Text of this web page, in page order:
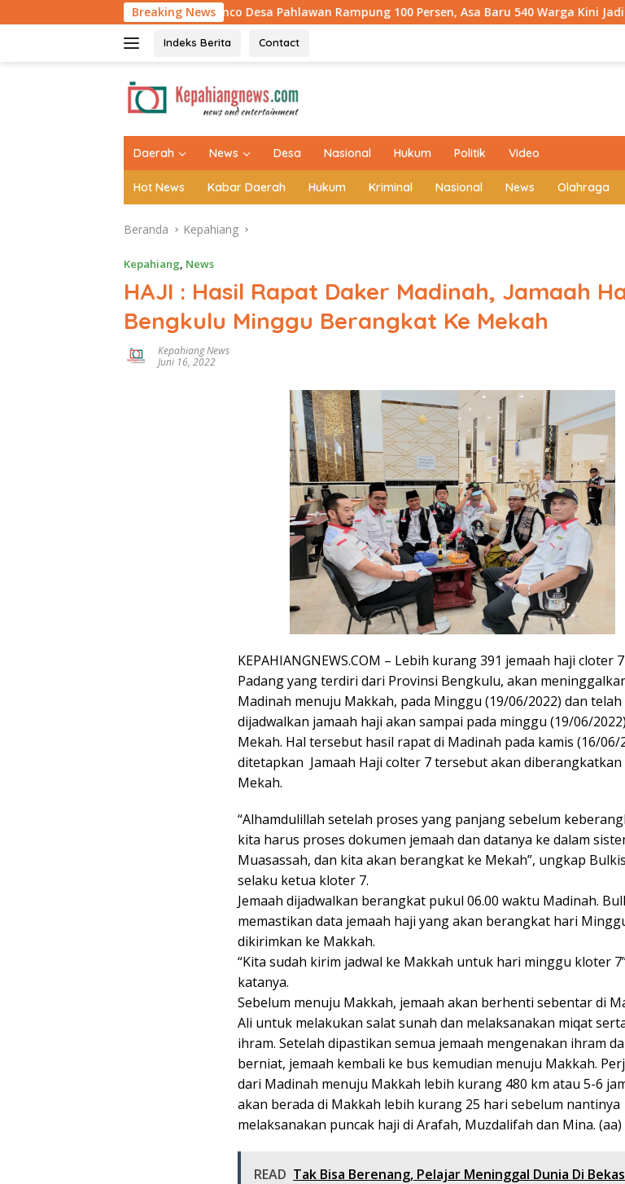
ke
Breaking News
Jembatan Armco Desa Pahlawan Rampung 100 Persen, Asa Baru 540 Warga Kini Jadi Kenyataan
Indeks Berita Contact
Daerah News Desa Nasional Hukum Politik Video
Hot News Kabar Daerah Hukum Kriminal Nasional News Olahraga
Beranda Kepahiang
Kepahiang, News
HAJI : Hasil Rapat Daker Madinah, Jamaah
Bengkulu Minggu Berangkat Ke Mekah
Kepahiang News
Juni 16, 2022
KEPAHIANGNEWS.COM – Lebih kurang 391 jemaah haji cloter
Padang yang terdiri dari Provinsi Bengkulu, akan
Madinah menuju Makkah, pada Minggu (19/06/2022) dan telah
dijadwalkan jamaah haji akan sampai pada minggu (19/06/
Mekah. Hal tersebut hasil rapat di Madinah pada kamis (16/06/
ditetapkan Jamaah Haji colter 7 tersebut akan diberangkatkan
Mekah.
“Alhamdulillah setelah proses yang panjang sebelum
kita harus proses dokumen jemaah dan datanya ke dalam
Muasassah, dan kita akan berangkat ke Mekah”, ungkap
selaku ketua kloter 7.
Jemaah dijadwalkan berangkat pukul 06.00 waktu Madinah.
memastikan data jemaah haji yang akan berangkat hari
dikirimkan ke Makkah.
“Kita sudah kirim jadwal ke Makkah untuk hari minggu kloter
katanya.
Sebelum menuju Makkah, jemaah akan berhenti sebentar di
Ali untuk melakukan salat sunah dan melaksanakan miqat
ihram. Setelah dipastikan semua jemaah mengenakan ihram
berniat, jemaah kembali ke bus kemudian menuju Makkah.
dari Madinah menuju Makkah lebih kurang 480 km atau 5-6
akan berada di Makkah lebih kurang 25 hari sebelum nantinya
melaksanakan puncak haji di Arafah, Muzdalifah dan Mina. (aa)
READ Tak Bisa Berenang, Pelajar Meninggal Dunia Di Bekas